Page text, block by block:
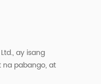
ay isang
na pabango, at